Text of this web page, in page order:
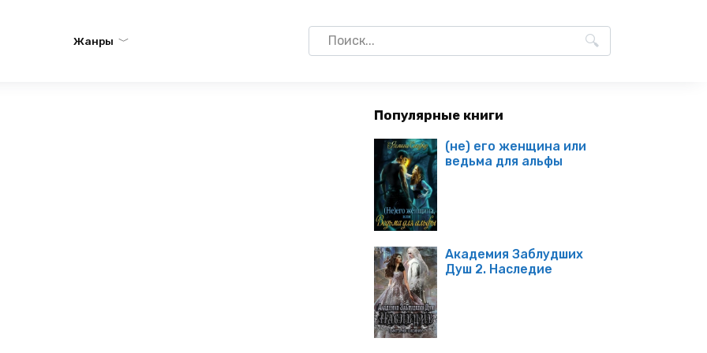
Жанры
Search
for:
Популярные книги
(не) его женщина или
ведьма для альфы
Академия Заблудших
Душ 2. Наследие